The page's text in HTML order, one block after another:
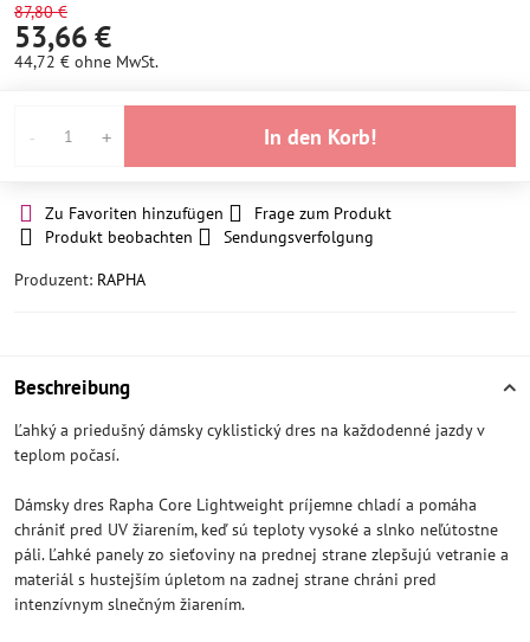
87,80 €
53,66 €
44,72 € ohne MwSt.
In den Korb!
Zu Favoriten hinzufügen
Frage zum Produkt
Produkt beobachten
Sendungsverfolgung
Produzent: RAPHA
Beschreibung
Ľahký a priedušný dámsky cyklistický dres na každodenné jazdy v
teplom počasí.
Dámsky dres Rapha Core Lightweight príjemne chladí a pomáha
chrániť pred UV žiarením, keď sú teploty vysoké a slnko neľútostne
páli. Ľahké panely zo sieťoviny na prednej strane zlepšujú vetranie a
materiál s hustejším úpletom na zadnej strane chráni pred
intenzívnym slnečným žiarením.